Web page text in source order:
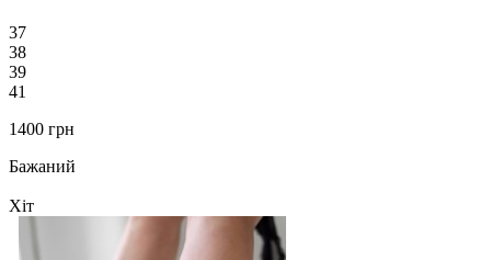
37
38
39
41
1400 грн
Бажаний
Хіт